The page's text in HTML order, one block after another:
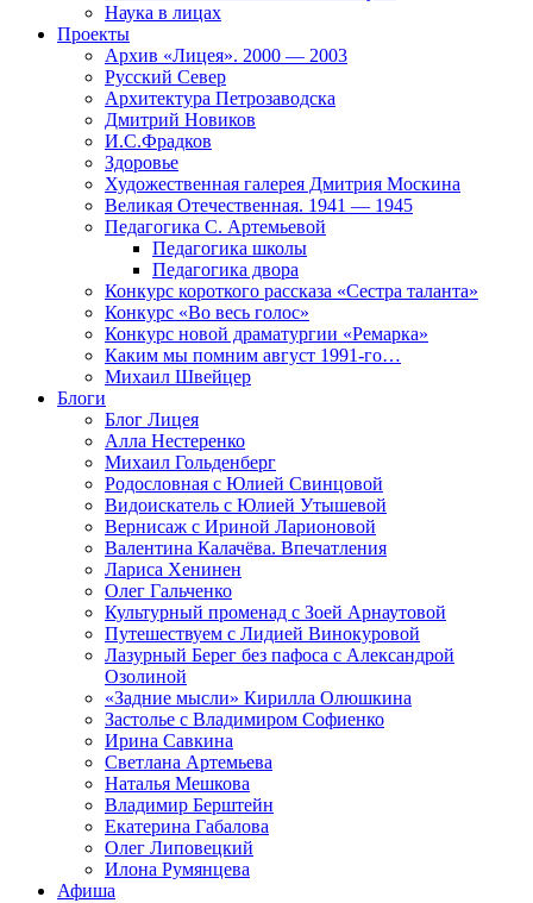
Наука в лицах
Проекты
Архив «Лицея». 2000 — 2003
Русский Север
Архитектура Петрозаводска
Дмитрий Новиков
И.С.Фрадков
Здоровье
Художественная галерея Дмитрия Москина
Великая Отечественная. 1941 — 1945
Педагогика С. Артемьевой
Педагогика школы
Педагогика двора
Конкурс короткого рассказа «Сестра таланта»
Конкурс «Во весь голос»
Конкурс новой драматургии «Ремарка»
Каким мы помним август 1991-го…
Михаил Швейцер
Блоги
Блог Лицея
Алла Нестеренко
Михаил Гольденберг
Родословная с Юлией Свинцовой
Видоискатель с Юлией Утышевой
Вернисаж с Ириной Ларионовой
Валентина Калачёва. Впечатления
Лариса Хенинен
Олег Гальченко
Культурный променад с Зоей Арнаутовой
Путешествуем с Лидией Винокуровой
Лазурный Берег без пафоса с Александрой
Озолиной
«Задние мысли» Кирилла Олюшкина
Застолье с Владимиром Софиенко
Ирина Савкина
Светлана Артемьева
Наталья Мешкова
Владимир Берштейн
Екатерина Габалова
Олег Липовецкий
Илона Румянцева
Афиша